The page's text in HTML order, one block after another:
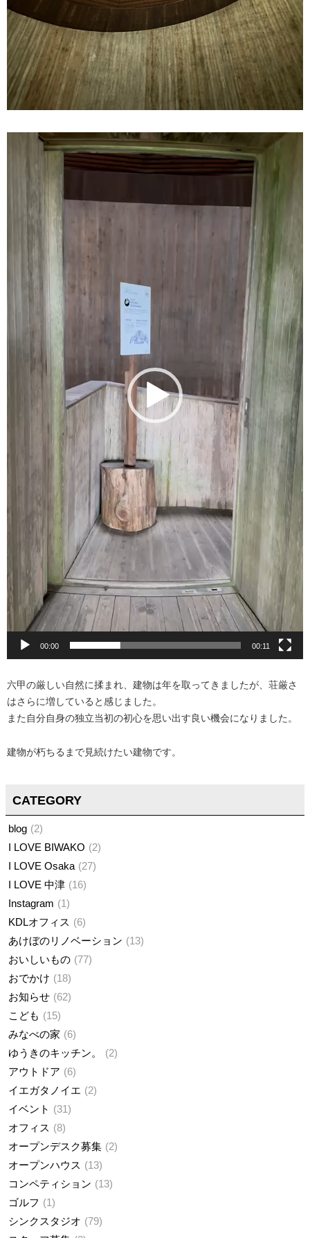
00:00 00:11
六甲の厳しい自然に揉まれ、建物は年を取ってきましたが、荘厳さ
はさらに増していると感じました。
また自分自身の独立当初の初心を思い出す良い機会になりました。
建物が朽ちるまで見続けたい建物です。
CATEGORY
blog
2
I LOVE BIWAKO
2
I LOVE Osaka
27
I LOVE 中津
16
Instagram
1
KDLオフィス
6
あけぼのリノベーション
13
おいしいもの 77
おでかけ
18
お知らせ
62
こども
15
みなべの家
6
ゆうきのキッチン。
2
アウトドア
6
イエガタノイエ
2
イベント
31
オフィス
8
オープンデスク募集
2
オープンハウス
13
コンペティション
13
ゴルフ
1
シンクスタジオ
79